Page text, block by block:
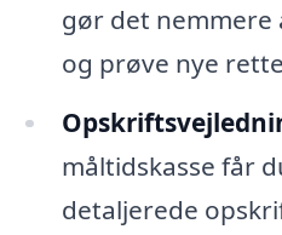
gør det nemmere
og prøve nye
måltidskasse får
detaljerede